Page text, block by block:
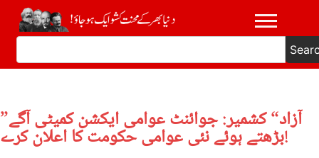
”آزاد“ کشمیر: جوائنٹ عوامی ایکشن کمیٹی آگے
بڑھتے ہوئے نئی عوامی حکومت کا اعلان کرے!